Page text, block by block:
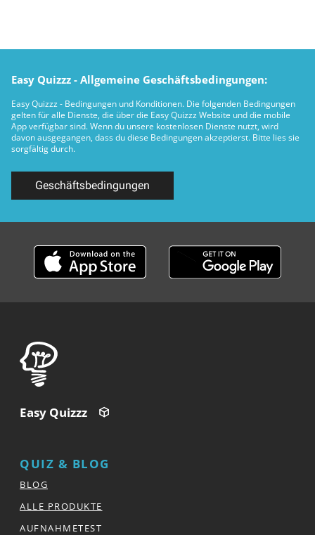
Easy Quizzz - Allgemeine Geschäftsbedingungen:
Easy Quizzz - Bedingungen und Konditionen. Die folgenden Bedingungen
gelten für alle Dienste, die über die Easy Quizzz Website und die mobile
App verfügbar sind. Wenn du unsere kostenlosen Dienste nutzt, wird
davon ausgegangen, dass du diese Bedingungen akzeptierst. Bitte lies sie
sorgfältig durch.
Geschäftsbedingungen
Easy Quizzz
QUIZ & BLOG
BLOG
ALLE PRODUKTE
AUFNAHMETEST